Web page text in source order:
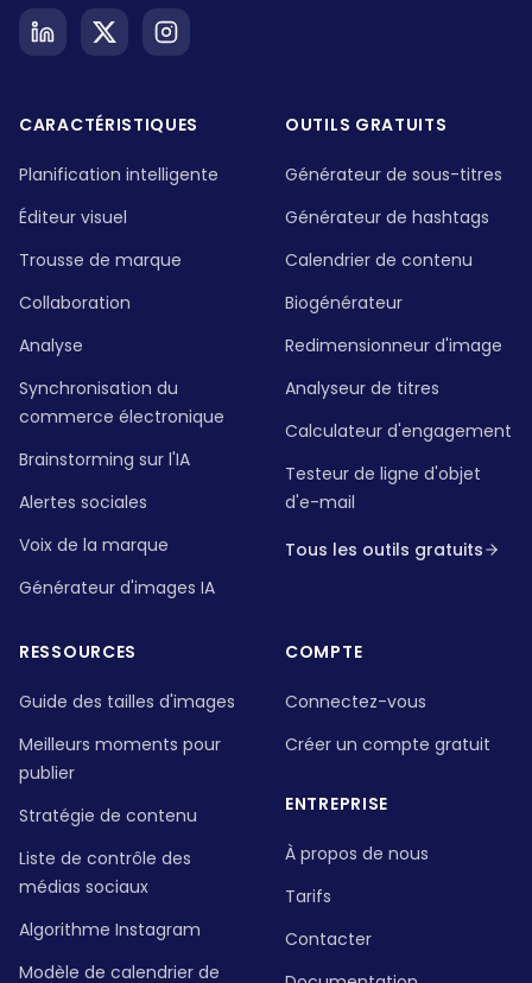
CARACTÉRISTIQUES
Planification intelligente
Éditeur visuel
Trousse de marque
Collaboration
Analyse
Synchronisation du
commerce électronique
Brainstorming sur l'IA
Alertes sociales
Voix de la marque
Générateur d'images IA
OUTILS GRATUITS
Générateur de sous-titres
Générateur de hashtags
Calendrier de contenu
Biogénérateur
Redimensionneur d'image
Analyseur de titres
Calculateur d'engagement
Testeur de ligne d'objet
d'e-mail
Tous les outils gratuits
RESSOURCES
Guide des tailles d'images
Meilleurs moments pour
publier
Stratégie de contenu
Liste de contrôle des
médias sociaux
Algorithme Instagram
Modèle de calendrier de
COMPTE
Connectez-vous
Créer un compte gratuit
ENTREPRISE
À propos de nous
Tarifs
Contacter